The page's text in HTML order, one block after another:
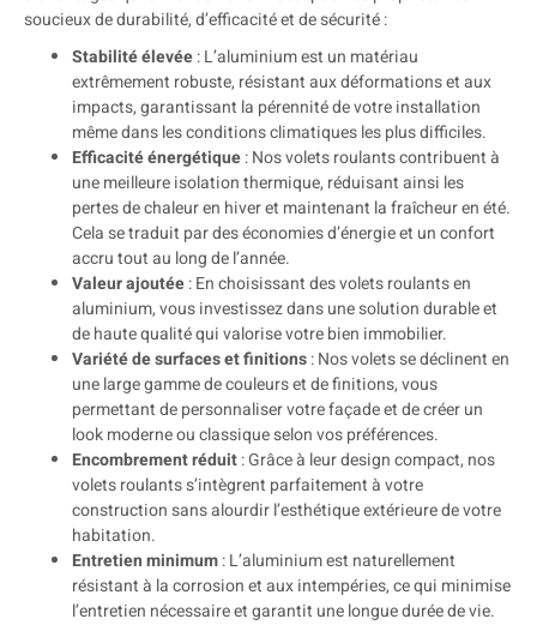
soucieux de durabilité, d’efficacité et de sécurité :
Stabilité élevée: L’aluminium est un matériau
extrêmement robuste, résistant aux déformations et aux
impacts, garantissant la pérennité de votre installation
même dans les conditions climatiques les plus difficiles.
Efficacité énergétique: Nos volets roulants contribuent à
une meilleure isolation thermique, réduisant ainsi les
pertes de chaleur en hiver et maintenant la fraîcheur en été.
Cela se traduit par des économies d’énergie et un confort
accru tout au long de l’année.
Valeur ajoutée: En choisissant des volets roulants en
aluminium, vous investissez dans une solution durable et
de haute qualité qui valorise votre bien immobilier.
Variété de surfaces et finitions: Nos volets se déclinent en
une large gamme de couleurs et de finitions, vous
permettant de personnaliser votre façade et de créer un
look moderne ou classique selon vos préférences.
Encombrement réduit: Grâce à leur design compact, nos
volets roulants s’intègrent parfaitement à votre
construction sans alourdir l’esthétique extérieure de votre
habitation.
Entretien minimum: L’aluminium est naturellement
résistant à la corrosion et aux intempéries, ce qui minimise
l’entretien nécessaire et garantit une longue durée de vie.